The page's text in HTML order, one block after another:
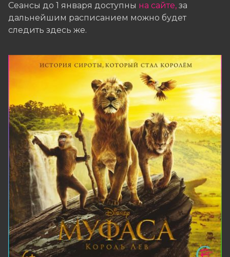
Сеансы до 1 января доступны на сайте, за
дальнейшим расписанием можно будет
следить здесь же.